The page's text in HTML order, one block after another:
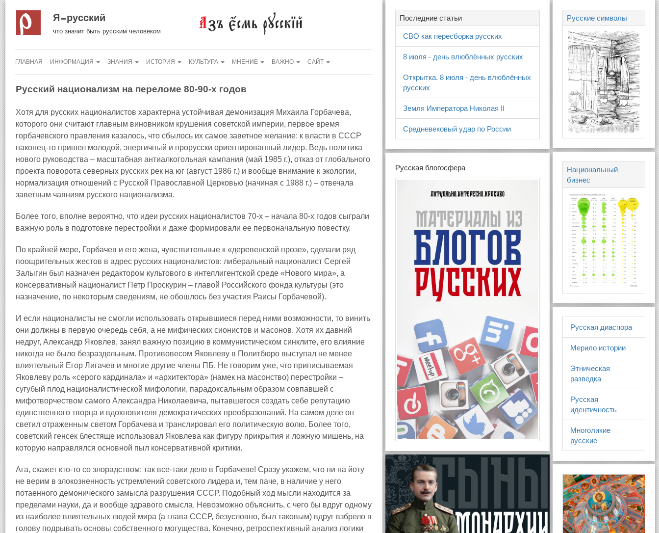
Я русский
что значит быть русским человеком
ГЛАВНАЯ ИНФОРМАЦИЯ ЗНАНИЯ ИСТОРИЯ КУЛЬТУРА МНЕНИЕ ВАЖНО САЙТ
Русский национализм на переломе 80-90-х годов
Хотя для русских националистов характерна устойчивая демонизация Михаила Горбачева,
которого они считают главным виновником крушения советской империи, первое время
горбачевского правления казалось, что сбылось их самое заветное желание: к власти в СССР
наконец-то пришел молодой, энергичный и прорусски ориентированный лидер. Ведь политика
нового руководства – масштабная антиалкогольная кампания (май 1985 г.), отказ от глобального
проекта поворота северных русских рек на юг (август 1986 г.) и вообще внимание к экологии,
нормализация отношений с Русской Православной Церковью (начиная с 1988 г.) – отвечала
заветным чаяниям русского национализма.
Более того, вполне вероятно, что идеи русских националистов 70-х – начала 80-х годов сыграли
важную роль в подготовке перестройки и даже формировали ее первоначальную повестку.
По крайней мере, Горбачев и его жена, чувствительные к «деревенской прозе», сделали ряд
поощрительных жестов в адрес русских националистов: либеральный националист Сергей
Залыгин был назначен редактором культового в интеллигентской среде «Нового мира», а
консервативный националист Петр Проскурин – главой Российского фонда культуры (это
назначение, по некоторым сведениям, не обошлось без участия Раисы Горбачевой).
И если националисты не смогли использовать открывшиеся перед ними возможности, то винить
они должны в первую очередь себя, а не мифических сионистов и масонов. Хотя их давний
недруг, Александр Яковлев, занял важную позицию в коммунистическом синклите, его влияние
никогда не было безраздельным. Противовесом Яковлеву в Политбюро выступал не менее
влиятельный Егор Лигачев и многие другие члены ПБ. Не говорим уже, что приписываемая
Яковлеву роль «серого кардинала» и «архитектора» (намек на масонство) перестройки –
сугубый плод националистической мифологии, парадоксальным образом совпавшей с
мифотворчеством самого Александра Николаевича, пытавшегося создать себе репутацию
единственного творца и вдохновителя демократических преобразований. На самом деле он
светил отраженным светом Горбачева и транслировал его политическую волю. Более того,
советский генсек блестяще использовал Яковлева как фигуру прикрытия и ложную мишень, на
которую направлялся основной пыл консервативной критики.
Ага, скажет кто-то со злорадством: так все-таки дело в Горбачеве! Сразу укажем, что ни на йоту
не верим в злокозненность устремлений советского лидера и, тем паче, в наличие у него
потаенного демонического замысла разрушения СССР. Подобный ход мысли находится за
пределами науки, да и вообще здравого смысла. Невозможно объяснить, с чего бы вдруг одному
из наиболее влиятельных людей мира (а глава СССР, безусловно, был таковым) вдруг взбрело в
голову подрывать основы собственного могущества. Конечно, ретроспективный анализ логики
Последние статьи
СВО как пересборка русских
8 июля - день влюблённых русских
Открытка. 8 июля - день влюблённых
русских
Земля Императора Николая II
Средневековый удар по России
Русская блогосфера
Русские символы
Национальный
бизнес
Русская диаспора
Мерило истории
Этническая
разведка
Русская
идентичность
Многоликие
русские